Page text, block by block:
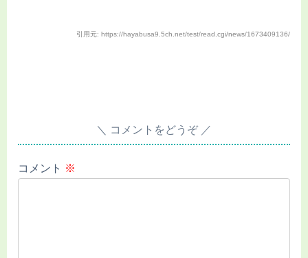
引用元: https://hayabusa9.5ch.net/test/read.cgi/news/1673409136/
コメントをどうぞ
コメント ※